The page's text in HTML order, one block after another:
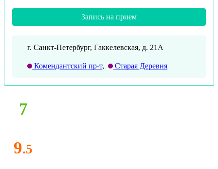
Запись на прием
г. Санкт-Петербург, Гаккелевская, д. 21А
Комендантский пр-т, Старая Деревня
7
9.5